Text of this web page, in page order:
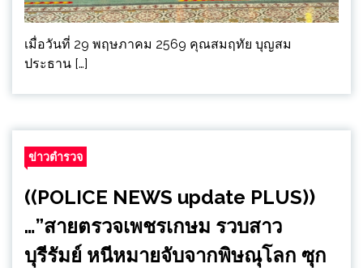
เมื่อวันที่ 29 พฤษภาคม 2569 คุณสมฤทัย บุญสม
ประธาน […]
ข่าวตำรวจ
((POLICE NEWS update PLUS))
…”สายตรวจเพชรเกษม รวบสาว
บุรีรัมย์ หนีหมายจับจากพิษณุโลก ซุก